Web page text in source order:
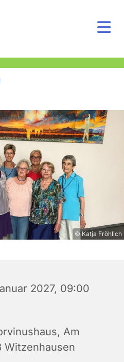
© Katja Fröhlich
2027, 09:00
Am
Witzenhausen